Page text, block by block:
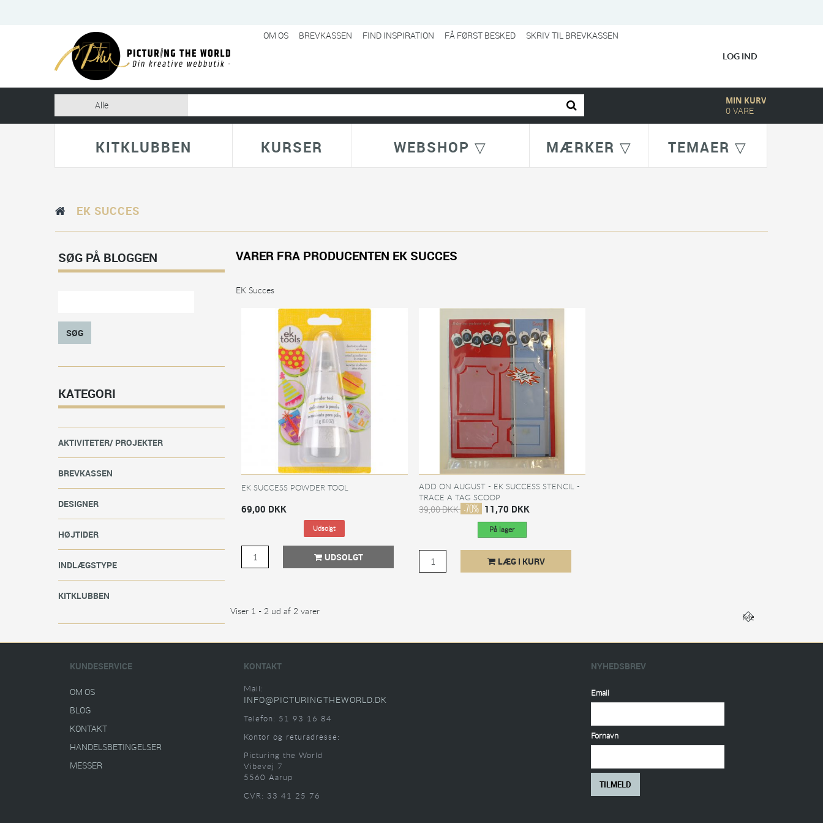
OM OS BREVKASSEN FIND INSPIRATION FÅ FØRST BESKED
SKRIV TIL BREVKASSEN
LOG IND
MIN KURV
0 VARE
KITKLUBBEN KURSER WEBSHOP ▽ MÆRKER ▽ TEMAER ▽
EK SUCCES
SØG PÅ BLOGGEN
SØG
KATEGORI
AKTIVITETER/ PROJEKTER
BREVKASSEN
DESIGNER
HØJTIDER
INDLÆGSTYPE
KITKLUBBEN
VARER FRA PRODUCENTEN EK SUCCES
EK Succes
Mere
EK SUCCESS POWDER TOOL
69,00 DKK
Udsolgt
UDSOLGT
ADD ON AUGUST - EK SUCCESS STENCIL -
TRACE A TAG SCOOP
39,00 DKK -70% 11,70 DKK
På lager
LÆG I KURV
Viser 1 - 2 ud af 2 varer
KUNDESERVICE
OM OS
BLOG
KONTAKT
HANDELSBETINGELSER
MESSER
KONTAKT
Mail:
INFO@PICTURINGTHEWORLD.DK
Telefon: 51 93 16 84
Kontor og returadresse:
Picturing the World
Vibevej 7
5560 Aarup
CVR: 33 41 25 76
NYHEDSBREV
Email
Fornavn